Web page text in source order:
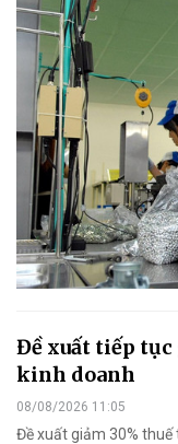
Đề xuất tiếp tục
kinh doanh
08/08/2026 11:05
Đề xuất giảm 30%